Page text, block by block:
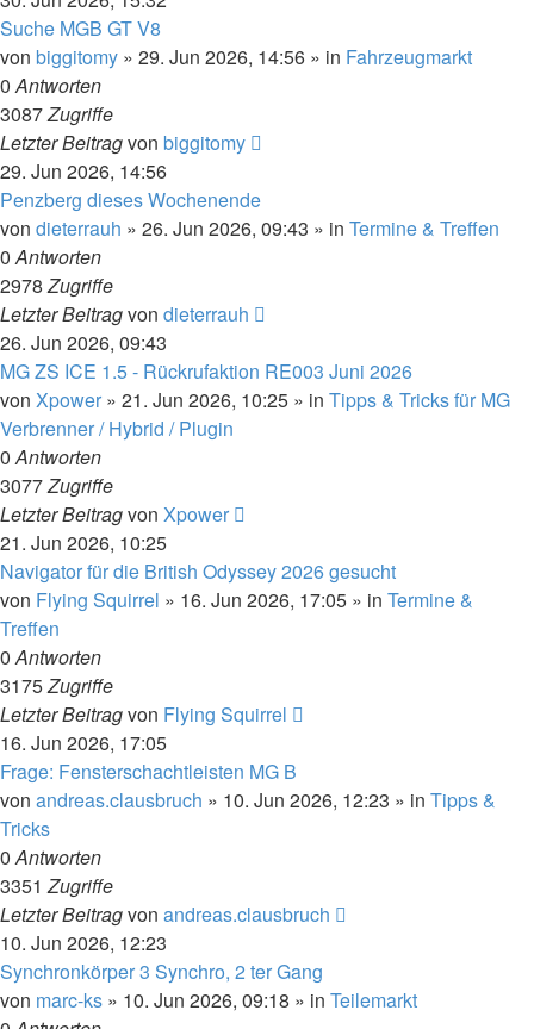
Suche MGB GT V8
von biggitomy » 29. Jun 2026, 14:56 » in Fahrzeugmarkt
0Antworten
3087Zugriffe
Letzter Beitragvon biggitomy
29. Jun 2026, 14:56
Penzberg dieses Wochenende
von dieterrauh » 26. Jun 2026, 09:43 » in Termine & Treffen
0Antworten
2978Zugriffe
Letzter Beitragvon dieterrauh
26. Jun 2026, 09:43
MG ZS ICE 1.5 - Rückrufaktion RE003 Juni 2026
von Xpower » 21. Jun 2026, 10:25 » in Tipps & Tricks für MG
Verbrenner / Hybrid / Plugin
0Antworten
3077Zugriffe
Letzter Beitragvon Xpower
21. Jun 2026, 10:25
Navigator für die British Odyssey 2026 gesucht
von Flying Squirrel » 16. Jun 2026, 17:05 » in Termine &
Treffen
0Antworten
3175Zugriffe
Letzter Beitragvon Flying Squirrel
16. Jun 2026, 17:05
Frage: Fensterschachtleisten MG B
von andreas.clausbruch » 10. Jun 2026, 12:23 » in Tipps &
Tricks
0Antworten
3351Zugriffe
Letzter Beitragvon andreas.clausbruch
10. Jun 2026, 12:23
Synchronkörper 3 Synchro, 2 ter Gang
von marc-ks » 10. Jun 2026, 09:18 » in Teilemarkt